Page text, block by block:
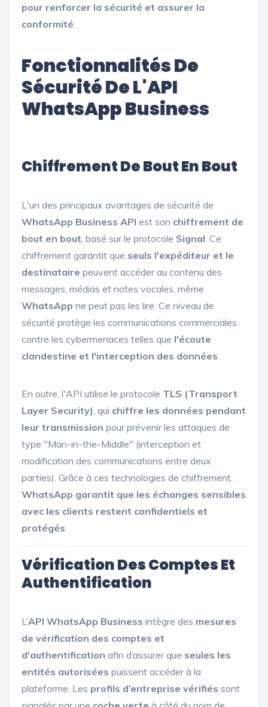
pour renforcer la sécurité et assurer la
conformité.
Fonctionnalités De
Sécurité De L'API
WhatsApp Business
Chiffrement De Bout En Bout
L'un des principaux avantages de sécurité de
WhatsApp Business API est son chiffrement de
bout en bout, basé sur le protocole Signal. Ce
chiffrement garantit que seuls l'expéditeur et le
destinataire peuvent accéder au contenu des
messages, médias et notes vocales, même
WhatsApp ne peut pas les lire. Ce niveau de
sécurité protège les communications commerciales
contre les cybermenaces telles que l'écoute
clandestine et l'interception des données.
En outre, l'API utilise le protocole TLS (Transport
Layer Security), qui chiffre les données pendant
leur transmission pour prévenir les attaques de
type "Man-in-the-Middle" (interception et
modification des communications entre deux
parties). Grâce à ces technologies de chiffrement,
WhatsApp garantit que les échanges sensibles
avec les clients restent confidentiels et
protégés.
Vérification Des Comptes Et
Authentification
L’API WhatsApp Business intègre des mesures
de vérification des comptes et
d'authentification afin d’assurer que seules les
entités autorisées puissent accéder à la
plateforme. Les profils d’entreprise vérifiés sont